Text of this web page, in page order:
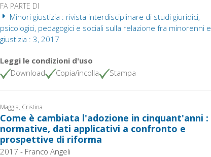
FA PARTE DI
Minori giustizia : rivista interdisciplinare di studi giuridici,
psicologici, pedagogici e sociali sulla relazione fra minorenni e
giustizia : 3, 2017
Leggi le condizioni d'uso
Download
Copia/incolla Stampa
Maggia, Cristina
Come è cambiata l'adozione in cinquant'anni :
normative, dati applicativi a confronto e
prospettive di riforma
2017 - Franco Angeli